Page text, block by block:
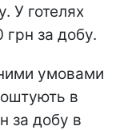
У готелях
грн за добу.
умовами
в
за добу в